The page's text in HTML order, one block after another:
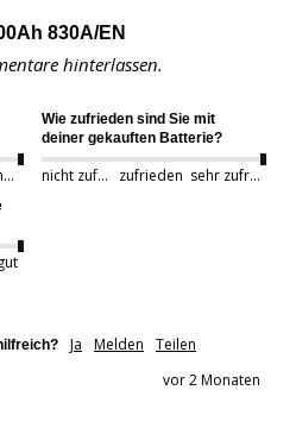
830A/EN
hinterlassen.
sehr schnell
Wie zufrieden sind Sie mit
deiner gekauften Batterie?
nicht zufrieden zufrieden sehr zufrieden
Ja Melden
Teilen
vor 2 Monaten